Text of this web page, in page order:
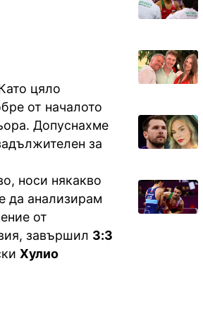
цяло
от началото
Допуснахме
за
носи някакво
да анализирам
от
завършил 3:3
Хулио